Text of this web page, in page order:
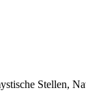
Stellen,